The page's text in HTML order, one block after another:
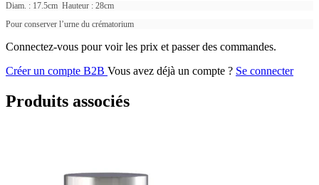
Diam. : 17.5cm Hauteur : 28cm
Pour conserver l’urne du crématorium
Connectez-vous pour voir les prix et passer des commandes.
Créer un compte B2B Vous avez déjà un compte ? Se connecter
Produits associés